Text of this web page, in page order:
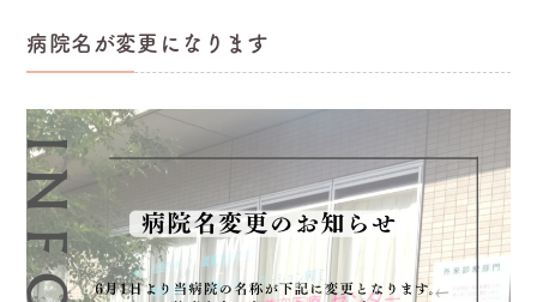
病院名が変更になります